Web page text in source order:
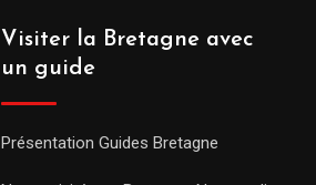
Visiter la Bretagne avec
un guide
Présentation Guides Bretagne